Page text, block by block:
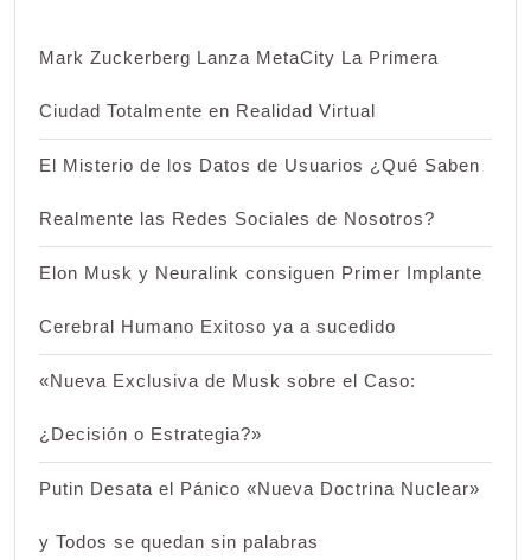
Mark Zuckerberg Lanza MetaCity La Primera
Ciudad Totalmente en Realidad Virtual
El Misterio de los Datos de Usuarios ¿Qué Saben
Realmente las Redes Sociales de Nosotros?
Elon Musk y Neuralink consiguen Primer Implante
Cerebral Humano Exitoso ya a sucedido
«Nueva Exclusiva de Musk sobre el Caso:
¿Decisión o Estrategia?»
Putin Desata el Pánico «Nueva Doctrina Nuclear»
y Todos se quedan sin palabras